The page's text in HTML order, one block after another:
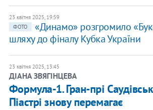
23 квітня 2025, 19:59
ФОТО
«Динамо» розгромило
шляху до фіналу Кубка України
23 квітня 2025, 13:45
ДІАНА ЗВЯГІНЦЕВА
Формула-1. Гран-прі
Піастрі знову перемагає